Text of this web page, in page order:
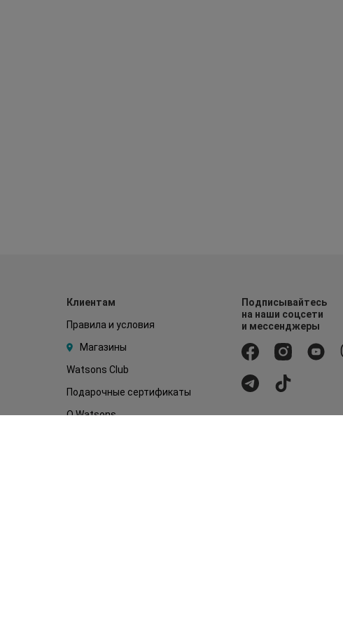
Клиентам
Правила и условия
Магазины
Watsons Club
Подарочные сертификаты
О Watsons
Подписывайтесь
на наши соцсети
и мессенджеры